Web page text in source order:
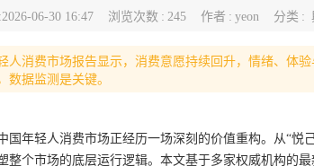
:2026-06-30 16:47 浏览次数 : 245 作者 : yeon 分类 :
人消费市场报告显示，消费意愿持续回升，情绪、体
数据监测是关键。
国年轻人消费市场正经历一场深刻的价值重构。从“悦
整个市场的底层运行逻辑。本文基于多家权威机构的